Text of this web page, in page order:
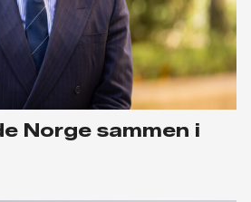
Norge sammen i